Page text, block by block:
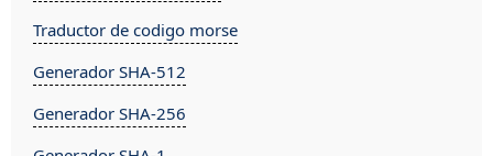
Traductor de codigo morse
Generador SHA-512
Generador SHA-256